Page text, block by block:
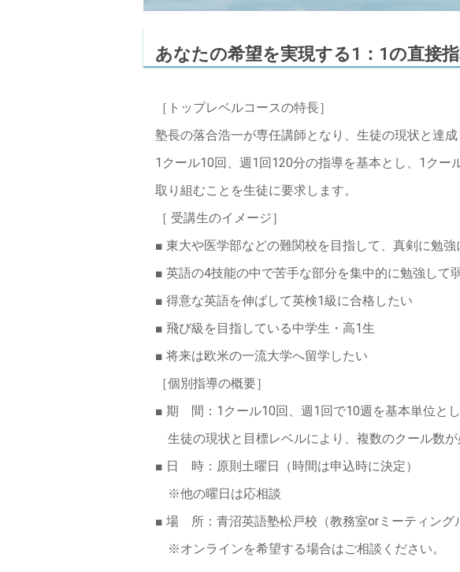
あなたの希望を実現する1：1の直接
［トップレベルコースの特長］
塾長の落合浩一が専任講師となり、生徒の現状と達
1クール10回、週1回120分の指導を基本とし、1ク
取り組むことを生徒に要求します。
［ 受講生のイメージ］
■ 東大や医学部などの難関校を目指して、真剣に勉
■ 英語の4技能の中で苦手な部分を集中的に勉強して
■ 得意な英語を伸ばして英検1級に合格したい
■ 飛び級を目指している中学生・高1生
■ 将来は欧米の一流大学へ留学したい
［個別指導の概要］
■ 期 間：1クール10回、週1回で10週を基本単位とし
生徒の現状と目標レベルにより、複数のクール数が
■ 日 時：原則土曜日（時間は申込時に決定）
※他の曜日は応相談
■ 場 所：青沼英語塾松戸校（教務室orミーティング
※オンラインを希望する場合はご相談ください。